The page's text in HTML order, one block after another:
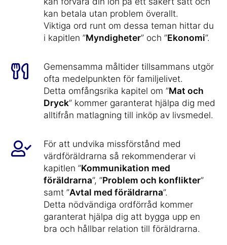
kan betala utan problem överallt.
Viktiga ord runt om dessa teman hittar du
i kapitlen ”Myndigheter” och ”Ekonomi”.
Gemensamma måltider tillsammans utgör
ofta medelpunkten för familjelivet.
Detta omfångsrika kapitel om ”Mat och
Dryck” kommer garanterat hjälpa dig med
alltifrån matlagning till inköp av livsmedel.
För att undvika missförstånd med
värdföräldrarna så rekommenderar vi
kapitlen ”Kommunikation med
föräldrarna”, ”Problem och konflikter”
samt ”Avtal med föräldrarna”.
Detta nödvändiga ordförråd kommer
garanterat hjälpa dig att bygga upp en
bra och hållbar relation till föräldrarna.